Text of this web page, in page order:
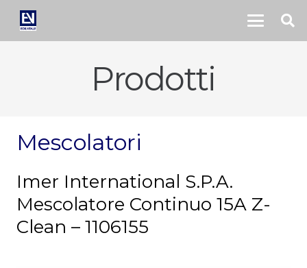
Prodotti
Mescolatori
Imer International S.P.A.
Mescolatore Continuo 15A Z-
Clean – 1106155